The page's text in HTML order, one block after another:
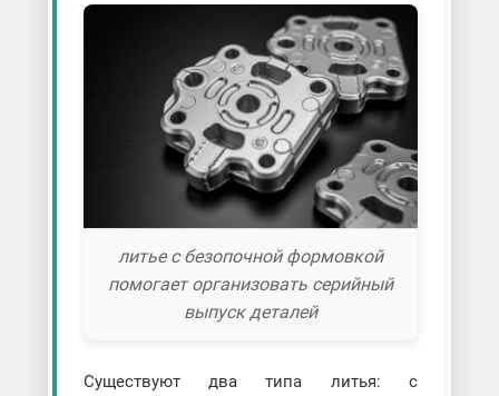
литье с безопочной формовкой
помогает организовать серийный
выпуск деталей
Существуют два типа литья: с